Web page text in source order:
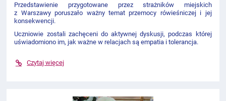
Przedstawienie przygotowane przez strażników miejskich
z Warszawy poruszało ważny temat przemocy rówieśniczej i jej
konsekwencji.
Uczniowie zostali zachęceni do aktywnej dyskusji, podczas której
uświadomiono im, jak ważne w relacjach są empatia i tolerancja.
Czytaj więcej